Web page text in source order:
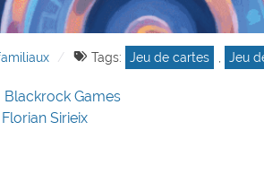
Tags: Jeu de cartes Jeu
Blackrock Games
Florian Sirieix